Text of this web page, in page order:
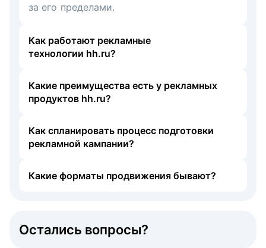
за его пределами.
Как работают рекламные
технологии hh.ru?
Какие преимущества есть у рекламных
продуктов hh.ru?
Как спланировать процесс подготовки
рекламной кампании?
Какие форматы продвижения бывают?
Остались вопросы?